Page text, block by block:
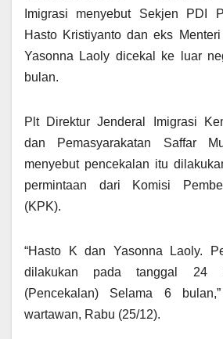
Imigrasi menyebut Sekjen PDI
Hasto Kristiyanto dan eks
Yasonna Laoly dicekal ke luar
bulan.
Plt Direktur Jenderal Imigrasi
dan Pemasyarakatan Saffar
menyebut pencekalan itu
permintaan dari Komisi
(KPK).
“Hasto K dan Yasonna Laoly.
dilakukan pada tanggal 24
(Pencekalan) Selama 6
wartawan, Rabu (25/12).